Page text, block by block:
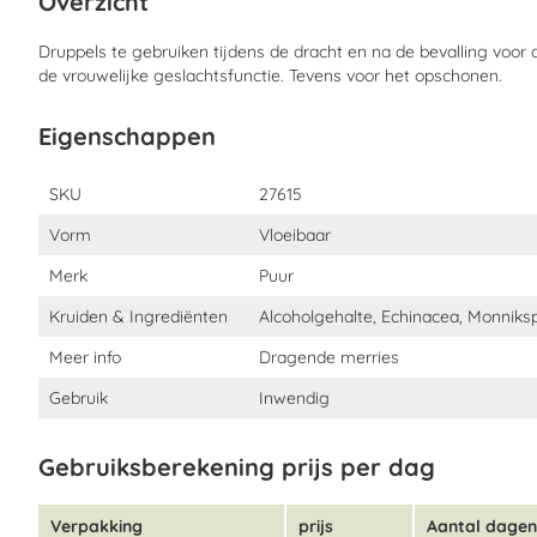
geval kan in het begin van het innemen van de druppels een
verergering hinderlijk is, dien je de geadviseerde dosis voor
over te slaan. Mocht je een bijwerking menen te constateren,
Samenstelling
Extracten van kuisboom (Agnus castus) en rode zonnehoed
Druppels te gebruiken tijdens de dracht en na de bevalling
de vrouwelijke geslachtsfunctie. Tevens voor het opschonen.
Eigenschappen
Eigenschappen
SKU
27615
Vorm
Vloeibaar
Merk
Puur
Kruiden & Ingrediënten
Alcoholgehalte, Echinacea,
Meer info
Dragende merries
Gebruik
Inwendig
Gebruiksberekening prijs per dag
Verpakking prijs Aantal dagen